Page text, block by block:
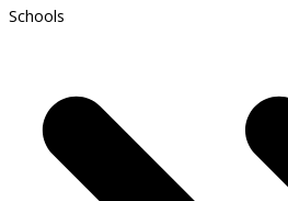
Schools